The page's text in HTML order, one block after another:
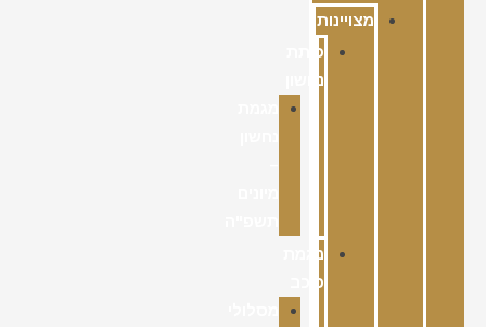
מצויינות
כיתת
נחשון
מגמת
כוכב